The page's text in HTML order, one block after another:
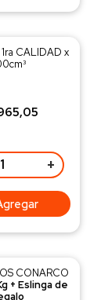
CALIDAD x
+
CONARCO
+ Eslinga de